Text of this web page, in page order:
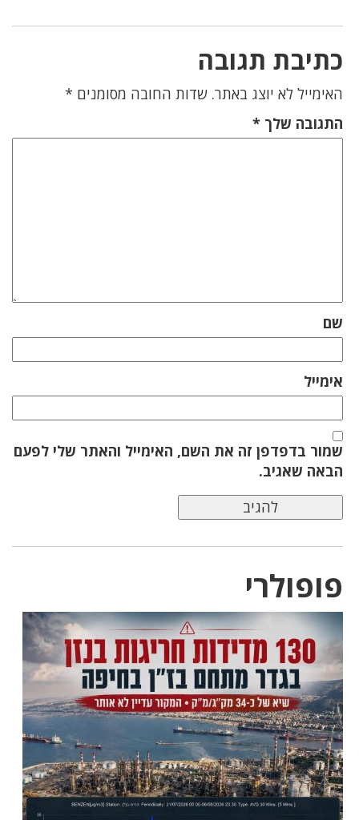
כתיבת תגובה
האימייל לא יוצג באתר. שדות החובה מסומנים *
התגובה שלך *
שם
אימייל
שמור בדפדפן זה את השם, האימייל והאתר שלי לפעם
הבאה שאגיב.
פופולרי